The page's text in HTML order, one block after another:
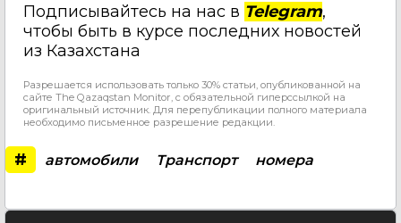
Подписывайтесь на нас в Telegram,
чтобы быть в курсе последних новостей
из Казахстана
Разрешается использовать только 30% статьи, опубликованной на
сайте The Qazaqstan Monitor, с обязательной гиперссылкой на
оригинальный источник. Для перепубликации полного материала
необходимо письменное разрешение редакции.
# автомобили Транспорт номера